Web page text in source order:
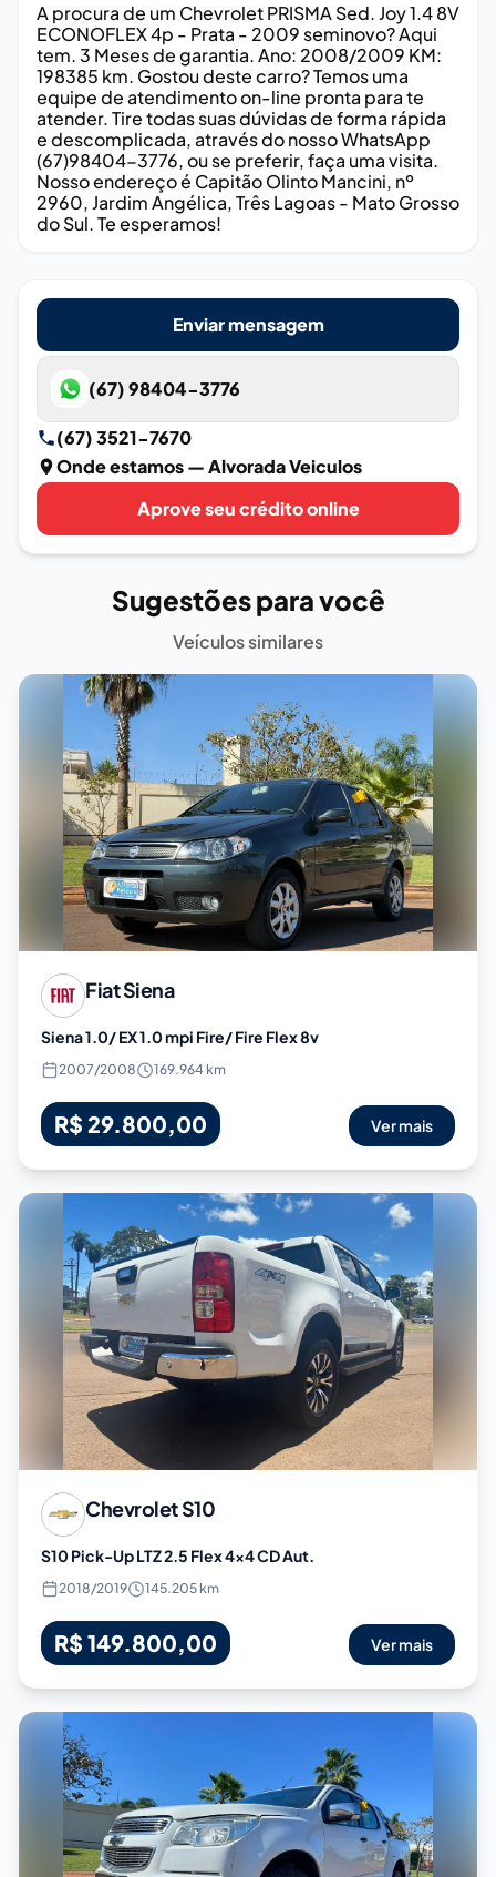
A procura de um Chevrolet PRISMA Sed. Joy 1.4 8V
ECONOFLEX 4p - Prata - 2009 seminovo? Aqui
tem. 3 Meses de garantia. Ano: 2008/2009 KM:
198385 km. Gostou deste carro? Temos uma
equipe de atendimento on-line pronta para te
atender. Tire todas suas dúvidas de forma rápida
e descomplicada, através do nosso WhatsApp
(67)98404-3776, ou se preferir, faça uma visita.
Nosso endereço é Capitão Olinto Mancini, nº
2960, Jardim Angélica, Três Lagoas - Mato Grosso
do Sul. Te esperamos!
Enviar mensagem
(67) 98404-3776
(67) 3521-7670
Onde estamos— Alvorada Veiculos
Aprove seu crédito online
Sugestões para você
Veículos similares
FiatSiena
Siena 1.0/ EX 1.0 mpi Fire/ Fire Flex 8v
2007/2008 169.964 km
R$ 29.800,00 Ver mais
ChevroletS10
S10 Pick-Up LTZ 2.5 Flex 4x4 CD Aut.
2018/2019 145.205 km
R$ 149.800,00 Ver mais